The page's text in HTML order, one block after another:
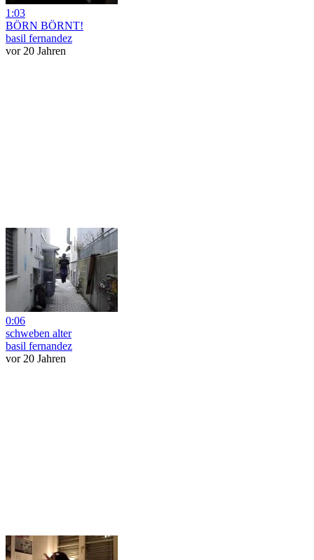
1:03
BÖRN BÖRNT!
basil fernandez
vor 20 Jahren
0:06
schweben alter
basil fernandez
vor 20 Jahren